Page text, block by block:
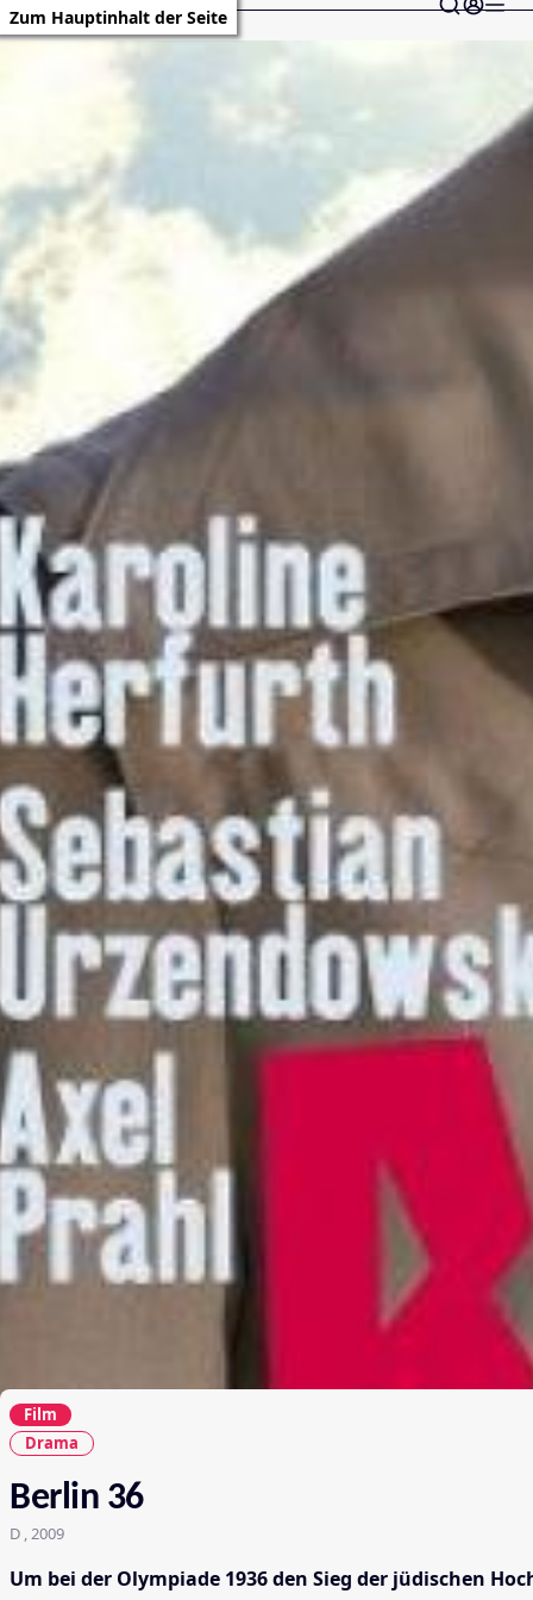
Zum Hauptinhalt der Seite
Film
Drama
Berlin 36
D , 2009
Um bei der Olympiade 1936 den Sieg der jüdischen